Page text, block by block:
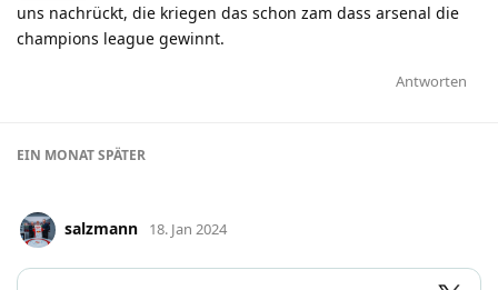
uns nachrückt, die kriegen das schon zam dass arsenal die
champions league gewinnt.
Antworten
EIN MONATSPÄTER
salzmann 18. Jan 2024